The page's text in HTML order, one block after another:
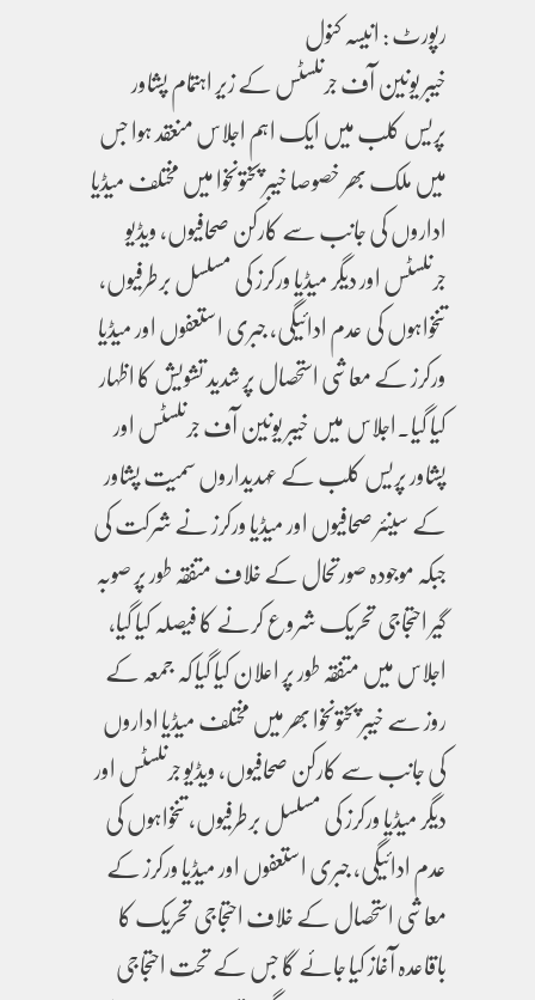
رپورٹ : انیسہ کنول
خیبر یونین آف جرنلسٹس کے زیر اہتمام پشاور
پریس کلب میں ایک اہم اجلاس منعقد ہوا جس
میں ملک بھر خصوصا خیبر پختونخوا میں مختلف میڈیا
اداروں کی جانب سے کارکن صحافیوں، ویڈیو
جرنلسٹس اور دیگر میڈیا ورکرز کی مسلسل برطرفیوں،
تنخواہوں کی عدم ادائیگی، جبری استعفوں اور میڈیا
ورکرز کے معاشی استحصال پر شدید تشویش کا اظہار
کیا گیا۔اجلاس میں خیبر یونین آف جرنلسٹس اور
پشاور پریس کلب کے عہدیداروں سمیت پشاور
کے سینئر صحافیوں اور میڈیا ورکرز نے شرکت کی
جبکہ موجودہ صورتحال کے خلاف متفقہ طور پر صوبہ
گیر احتجاجی تحریک شروع کرنے کا فیصلہ کیا گیا،
اجلاس میں متفقہ طور پر اعلان کیا گیا کہ جمعہ کے
روز سے خیبر پختونخوا بھر میں مختلف میڈیا اداروں
کی جانب سے کارکن صحافیوں، ویڈیو جرنلسٹس اور
دیگر میڈیا ورکرز کی مسلسل برطرفیوں، تنخواہوں کی
عدم ادائیگی، جبری استعفوں اور میڈیا ورکرز کے
معاشی استحصال کے خلاف احتجاجی تحریک کا
باقاعدہ آغاز کیا جائے گا جس کے تحت احتجاجی